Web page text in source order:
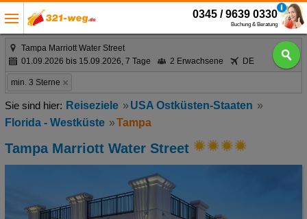
0345 / 9639 0330
Buchung & Beratung
Tampa Marriott Water Street
01.09.2026 bis 15.09.2026, 7 Tage
2 Erwachsene DE
min. 3 Sterne
Reiseziele
USA Ostküsten-Staaten
Florida - Westküste
Tampa
Tampa Marriott Water Street